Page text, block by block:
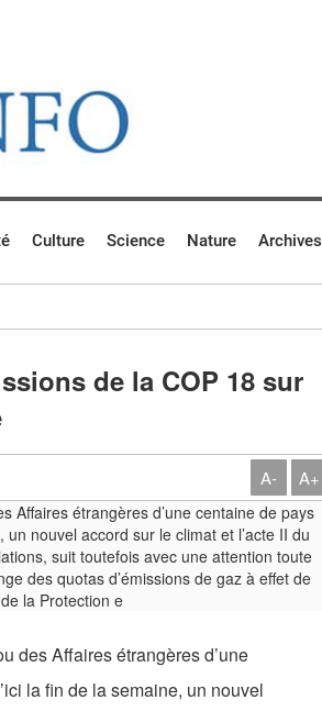
Culture Science Nature Archives
de la COP 18 sur
A- A+
des Affaires étrangères d’une
la fin de la semaine, un nouvel